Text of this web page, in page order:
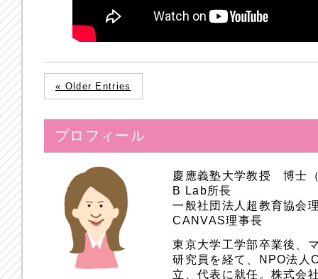
« Older Entries
プロフィール
慶應義塾大学教授 博士
B Lab所長
一般社団法人超教育協会
CANVAS理事長
東京大学工学部卒業後、
研究員を経て、NPO法人
立、代表に就任。株式会